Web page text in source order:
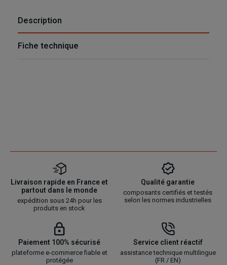
Description
Fiche technique
Livraison rapide en France et
partout dans le monde
expédition sous 24h pour les
produits en stock
Qualité garantie
composants certifiés et testés
selon les normes industrielles
Paiement 100% sécurisé
plateforme e-commerce fiable et
protégée
Service client réactif
assistance technique multilingue
(FR / EN)